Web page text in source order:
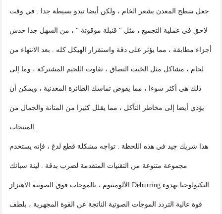
جعل سطح المعدن يشعر الخام ، ولكن أيضا تبدو بسيطة جدا . في وقت
لاحق في عملية التجميع ، مثل " قنبلة موقوتة " ، من السهل جدا خدش
أجزاء مطابقة ، مما يؤثر على دقة واستقرار الهيكل كله . بعد الانتهاء من
لحام ، مشاكل مثل الخبث التصاق ، تفاوت اللحيم المشتركة ، وما إلى
ذلك هي أكثر سوءا ، مما يقوض تماسك الطائرة المعدنية ، ويمكن أن
يؤدي أيضا إلى مخاطر التآكل ، مما يقلل كثيرا من المتانة والجمال من
المنتجات .
هذا شريك جيد في هذه اللحظة . تواجه مشكلة قطع لدغ ، فإنه يستخدم
مجموعة متنوعة من التقنيات المتقدمة لضرب بدقة . لينة سبائك
الألومنيوم ، بالموجات فوق الصوتية الاهتزاز Deburring التكنولوجيا بهدوء
قوة عالية التردد الموجات الصوتية الناتجة عن القوة المجهرية ، بلطف